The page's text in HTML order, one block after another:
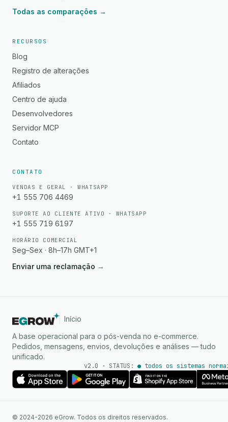
Todas as comparações →
RECURSOS
Blog
Registro de alterações
Afiliados
Centro de ajuda
Desenvolvedores
Servidor MCP
Contato
CONTATO
VENDAS E GERAL · WHATSAPP
+1 555 706 4469
SUPORTE AO CLIENTE ATIVO · WHATSAPP
+1 555 719 6197
HORÁRIO COMERCIAL
Seg–Sex · 8h–17h GMT+1
Enviar uma reclamação →
Início
A base operacional para o pós-venda no e-commerce.
Pedidos, mensagens, envios, devoluções e análises — tudo
unificado.
v2.0 · STATUS: ● todos os sistemas
© 2024-2026 eGrow. Todos os direitos reservados.
WhatsApp